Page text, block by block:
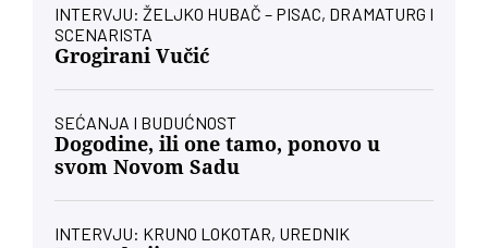
INTERVJU: ŽELJKO HUBAČ – PISAC, DRAMATURG I
SCENARISTA
Grogirani Vučić
SEĆANJA I BUDUĆNOST
Dogodine, ili one tamo, ponovo u
svom Novom Sadu
INTERVJU: KRUNO LOKOTAR, UREDNIK